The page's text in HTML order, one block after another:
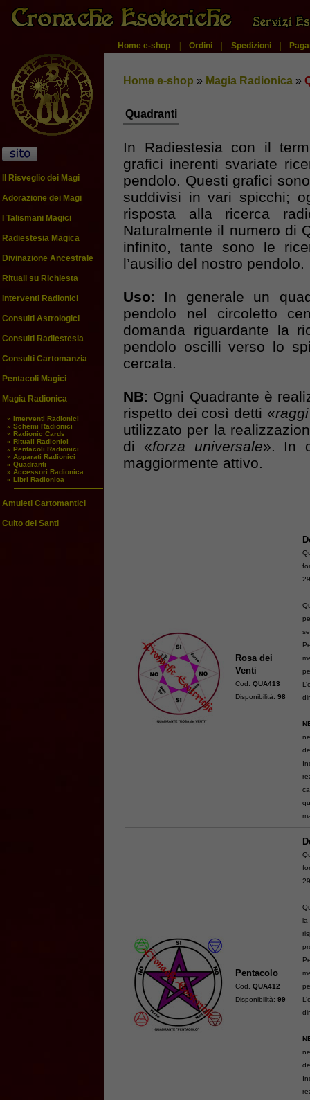
Home e-shop | Ordini | Spedizioni |
Il Risveglio dei Magi
Adorazione dei Magi
I Talismani Magici
Radiestesia Magica
Divinazione Ancestrale
Rituali su Richiesta
Interventi Radionici
Consulti Astrologici
Consulti Radiestesia
Consulti Cartomanzia
Pentacoli Magici
Magia Radionica
» Interventi Radionici
» Schemi Radionici
» Radionic Cards
» Rituali Radionici
» Pentacoli Radionici
» Apparati Radionici
» Quadranti
» Accessori Radionica
» Libri Radionica
Amuleti Cartomantici
Culto dei Santi
Home e-shop » Magia Radionica »
Quadranti
In Radiestesia con il
grafici inerenti svariate
pendolo. Questi grafici
suddivisi in vari spicchi;
risposta alla ricerca
Naturalmente il numero di
infinito, tante sono le
l’ausilio del nostro pendolo.
Uso: In generale un
pendolo nel circoletto
domanda riguardante la
pendolo oscilli verso lo
cercata.
NB: Ogni Quadrante è
rispetto dei così detti «
utilizzato per la
di «forza universale». In
maggiormente attivo.
Rosa dei
Venti
Cod.QUA413
Disponibilità:98
Pentacolo
Cod.QUA412
Disponibilità:99
la